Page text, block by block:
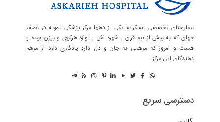
بیمارستان تخصصی عسکریه یکی از دهها مرکز پزشکی نمونه در نصف
جهان که به بیش از نیم قرن , شهره اش , آوازه هرکوی و برزن بوده و
هست و امروز که مرهمی به جان و دل دارد یادگاری دارد از مرهم
دهندگان این مرکز.
دسترسی سریع